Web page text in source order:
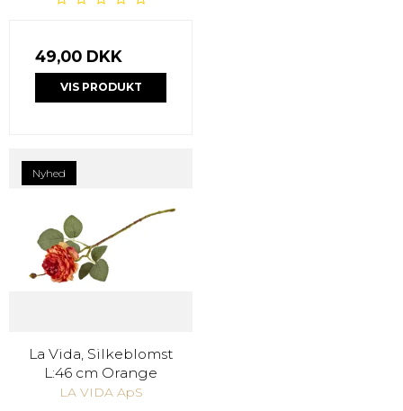
49,00 DKK
VIS PRODUKT
Nyhed
La Vida, Silkeblomst
L:46 cm Orange
LA VIDA ApS